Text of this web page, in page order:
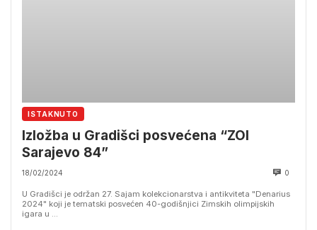
ISTAKNUTO
Izložba u Gradišci posvećena “ZOI
Sarajevo 84”
18/02/2024 0
U Gradišci je održan 27. Sajam kolekcionarstva i antikviteta "Denarius
2024" koji je tematski posvećen 40-godišnjici Zimskih olimpijskih
igara u ...